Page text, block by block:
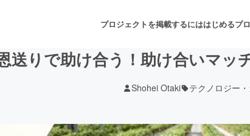
プロジェクトを掲載するにははじめるプ
送りで助け合う！助け合いマッ
Shohei Otaki テクノロジー